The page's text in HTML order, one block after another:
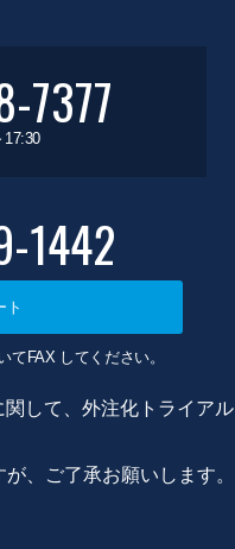
7377
17:30
1442
ト
てFAX してください。
して、外注化トライアル
、ご了承お願いします。